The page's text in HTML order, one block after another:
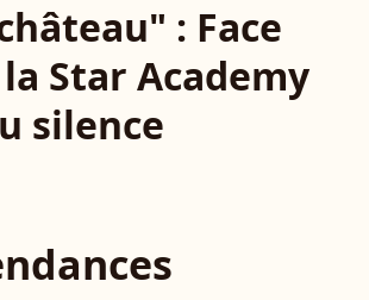
: Face
Star Academy
silence